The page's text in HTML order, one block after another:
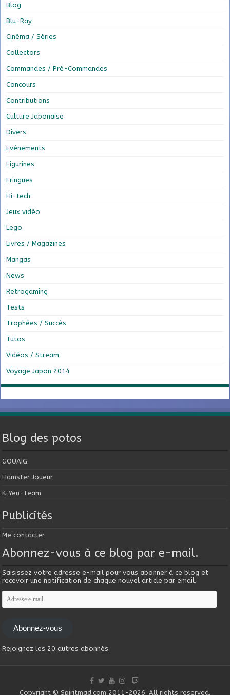
Blog
Blu-Ray
Cinéma / Séries
Collectors
Commandes / Pré-Commandes
Concours
Contributions
Culture Japonaise
Divers
Evénements
Figurines
Fringues
Hi-tech
Jeux vidéo
Lego
Livres / Magazines
Mangas
News
Retrogaming
Tests
Trophées / Succès
Tutos
Vidéos / Stream
Voyage Japon 2014
Blog des potos
GOUAIG
Hamster Joueur
K-Yen-Team
Publicités
Me contacter
Abonnez-vous à ce blog par e-mail.
Saisissez votre adresse e-mail pour vous abonner à ce blog et
recevoir une notification de chaque nouvel article par email.
Adresse
e-
mail
Abonnez-vous
Rejoignez les 20 autres abonnés
Copyright © Spiritmad.com 2011-2026. All rights reserved.